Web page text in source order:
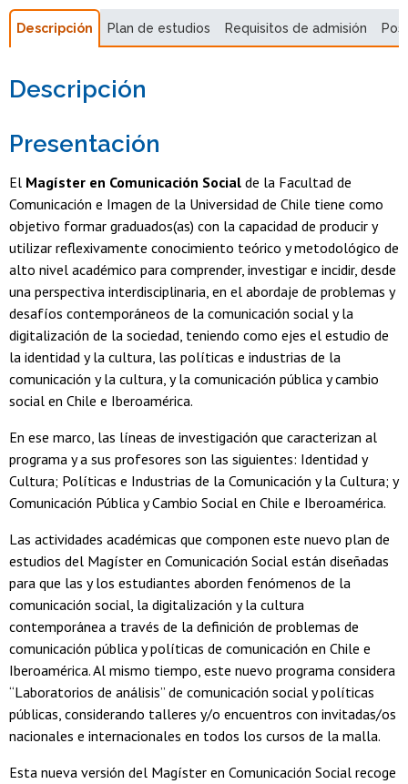
Descripción Plan de estudios Requisitos de admisión
Descripción
Presentación
El Magíster en Comunicación Social de la Facultad de
Comunicación e Imagen de la Universidad de Chile tiene como
objetivo formar graduados(as) con la capacidad de producir y
utilizar reflexivamente conocimiento teórico y metodológico de
alto nivel académico para comprender, investigar e incidir, desde
una perspectiva interdisciplinaria, en el abordaje de problemas y
desafíos contemporáneos de la comunicación social y la
digitalización de la sociedad, teniendo como ejes el estudio de
la identidad y la cultura, las políticas e industrias de la
comunicación y la cultura, y la comunicación pública y cambio
social en Chile e Iberoamérica.
En ese marco, las líneas de investigación que caracterizan al
programa y a sus profesores son las siguientes: Identidad y
Cultura; Políticas e Industrias de la Comunicación y la Cultura; y
Comunicación Pública y Cambio Social en Chile e Iberoamérica.
Las actividades académicas que componen este nuevo plan de
estudios del Magíster en Comunicación Social están diseñadas
para que las y los estudiantes aborden fenómenos de la
comunicación social, la digitalización y la cultura
contemporánea a través de la definición de problemas de
comunicación pública y políticas de comunicación en Chile e
Iberoamérica. Al mismo tiempo, este nuevo programa considera
“Laboratorios de análisis” de comunicación social y políticas
públicas, considerando talleres y/o encuentros con invitadas/os
nacionales e internacionales en todos los cursos de la malla.
Esta nueva versión del Magíster en Comunicación Social recoge